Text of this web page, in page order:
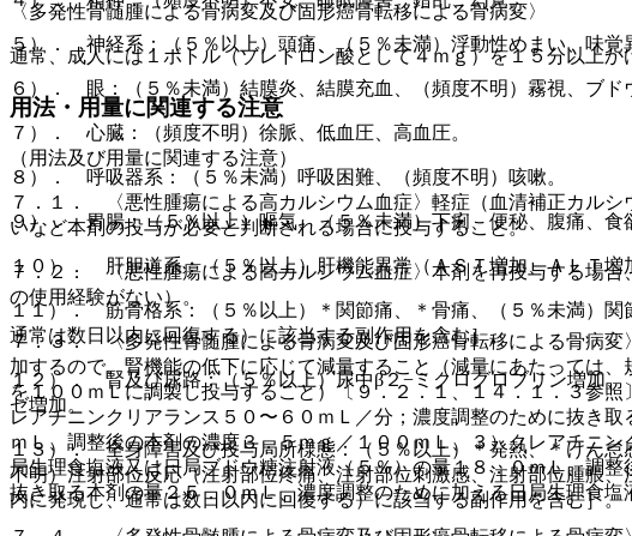
５）． 神経系：（５％以上）頭痛、（５％未満）浮動性めまい、味覚
６）． 眼：（５％未満）結膜炎、結膜充血、（頻度不明）霧視、ブド
７）． 心臓：（頻度不明）徐脈、低血圧、高血圧。
８）． 呼吸器系：（５％未満）呼吸困難、（頻度不明）咳嗽。
９）． 胃腸：（５％以上）嘔気、（５％未満）下痢、便秘、腹痛、食
１０）． 肝胆道系：（５％以上）肝機能異常（ＡＳＴ増加、ＡＬＴ増
１１）． 筋骨格系：（５％以上）＊関節痛、＊骨痛、（５％未満）関
通常は数日以内に回復する）に該当する副作用を含む］。
１２）． 腎及び尿路：（５％以上）尿中β２−ミクログロブリン増加
ゼ増加。
１３）． 全身障害及び投与局所様態：（５％以上）＊発熱、＊けん
不明）注射部位反応（注射部位疼痛、注射部位刺激感、注射部位腫脹
内に発現し、通常は数日以内に回復する）に該当する副作用を含む］。
〈多発性骨髄腫による骨病変及び固形癌骨転移による骨病変〉
通常、成人には１ボトル（ゾレドロン酸として４ｍｇ）を１５分以上
用法・用量に関連する注意
（用法及び用量に関連する注意）
７．１． 〈悪性腫瘍による高カルシウム血症〉軽症（血清補正カル
いなど本剤の投与が必要と判断される場合に投与すること。
７．２． 〈悪性腫瘍による高カルシウム血症〉本剤を再投与する場
の使用経験がない）。
７．３． 〈多発性骨髄腫による骨病変及び固形癌骨転移による骨病
加するので、腎機能の低下に応じて減量すること（減量にあたっては
を１００ｍＬに調製し投与すること）〔９．２．１、１４．１．３参
レアチニンクリアランス５０〜６０ｍＬ／分；濃度調整のために抜き
ｍＬ、調整後の本剤の濃度３．５ｍｇ／１００ｍＬ、３）クレアチニ
局生理食塩液又は日局ブドウ糖注射液（５％）の量１８．０ｍＬ、調
抜き取る本剤の量２５．０ｍＬ、濃度調整のために加える日局生理食